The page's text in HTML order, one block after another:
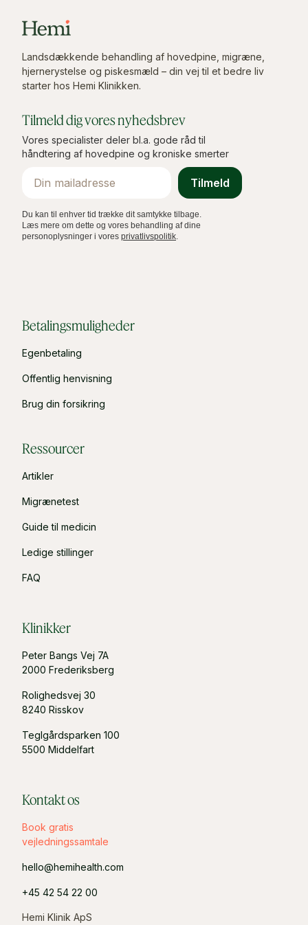
Landsdækkende behandling af hovedpine, migræne,
hjernerystelse og piskesmæld – din vej til et bedre liv
starter hos Hemi Klinikken.
Tilmeld dig vores nyhedsbrev
Vores specialister deler bl.a. gode råd til
håndtering af hovedpine og kroniske smerter
Tilmeld
Du kan til enhver tid trække dit samtykke tilbage.
Læs mere om dette og vores behandling af dine
personoplysninger i vores privatlivspolitik.
Betalingsmuligheder
Egenbetaling
Offentlig henvisning
Brug din forsikring
Ressourcer
Artikler
Migrænetest
Guide til medicin
Ledige stillinger
FAQ
Klinikker
Peter Bangs Vej 7A
2000 Frederiksberg
Rolighedsvej 30
8240 Risskov
Teglgårdsparken 100
5500 Middelfart
Kontakt os
Book gratis
vejledningssamtale
hello@hemihealth.com
+45 42 54 22 00
Hemi Klinik ApS